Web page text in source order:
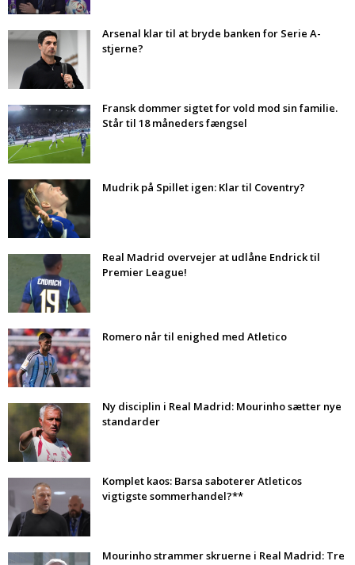
Arsenal klar til at bryde banken for Serie A-
stjerne?
Fransk dommer sigtet for vold mod sin familie.
Står til 18 måneders fængsel
Mudrik på Spillet igen: Klar til Coventry?
Real Madrid overvejer at udlåne Endrick til
Premier League!
Romero når til enighed med Atletico
Ny disciplin i Real Madrid: Mourinho sætter nye
standarder
Komplet kaos: Barsa saboterer Atleticos
vigtigste sommerhandel?**
Mourinho strammer skruerne i Real Madrid: Tre